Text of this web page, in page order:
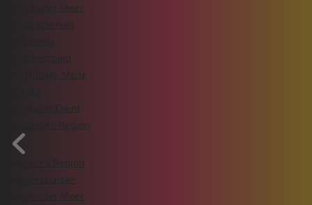
Steinhuder Meer
Swiss Life Hall
Wattenscheid
VGH Finals-Meile
Rund ums Event
Gastgeber-Region
Stadt und Region
Niedersachsen
Steinhuder Meer